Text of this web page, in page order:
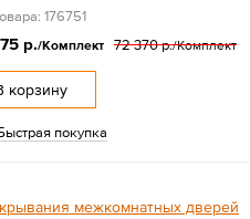
176751
р./Комплект 72 370 р./Комплект
корзину
покупка
межкомнатных дверей